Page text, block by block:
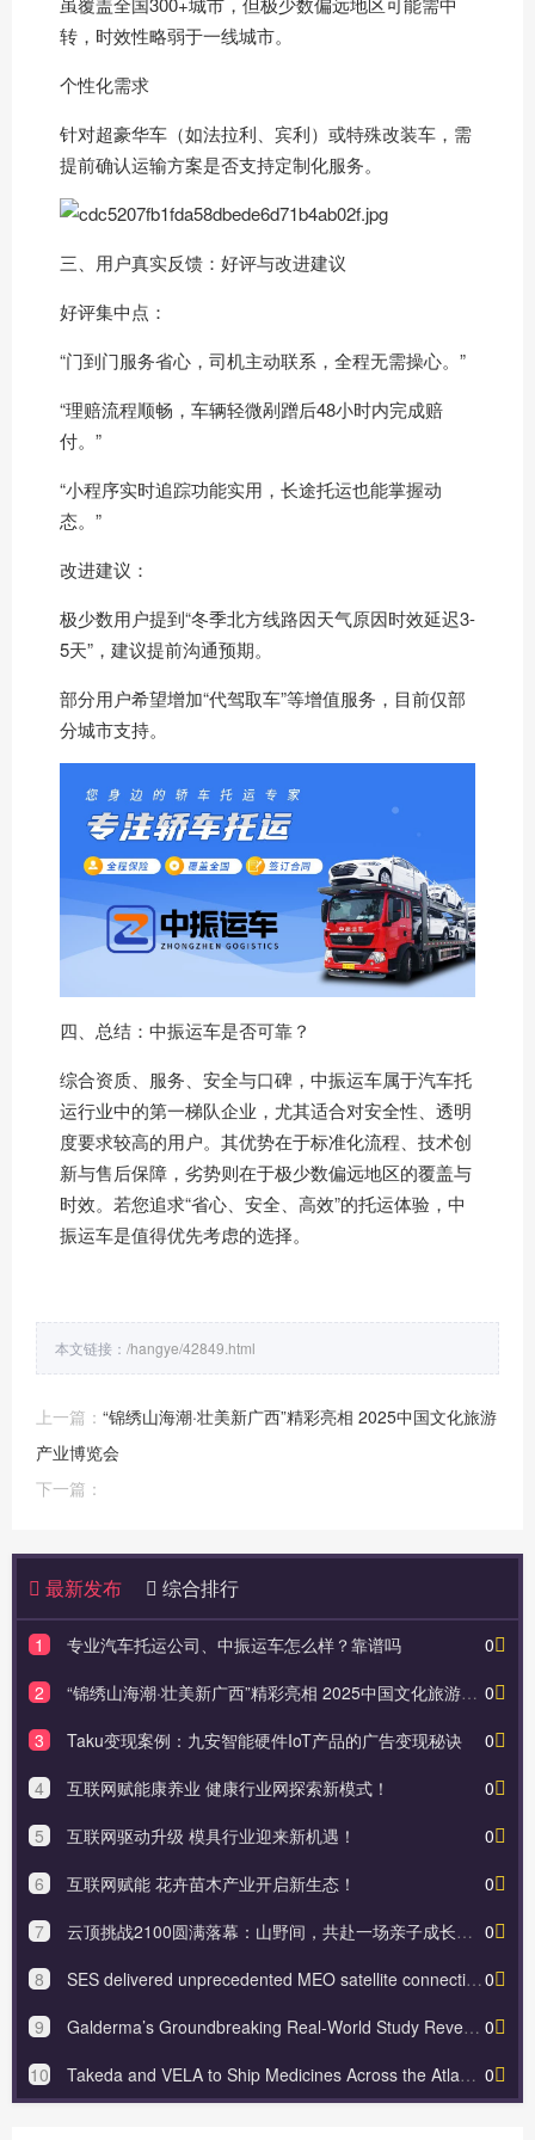
转，时效性略弱于一线城市。
个性化需求
针对超豪华车（如法拉利、宾利）或特殊改装车，需
提前确认运输方案是否支持定制化服务。
三、用户真实反馈：好评与改进建议
好评集中点：
“门到门服务省心，司机主动联系，全程无需操心。”
“理赔流程顺畅，车辆轻微剐蹭后48小时内完成赔
付。”
“小程序实时追踪功能实用，长途托运也能掌握动
态。”
改进建议：
极少数用户提到“冬季北方线路因天气原因时效延迟3-
5天”，建议提前沟通预期。
部分用户希望增加“代驾取车”等增值服务，目前仅部
分城市支持。
四、总结：中振运车是否可靠？
综合资质、服务、安全与口碑，中振运车属于汽车托
运行业中的第一梯队企业，尤其适合对安全性、透明
度要求较高的用户。其优势在于标准化流程、技术创
新与售后保障，劣势则在于极少数偏远地区的覆盖与
时效。若您追求“省心、安全、高效”的托运体验，中
振运车是值得优先考虑的选择。
本文链接： /hangye/42849.html
上一篇： “锦绣山海潮·壮美新广西”精彩亮相 2025中国文化旅游
产业博览会
下一篇：
最新发布 综合排行
0
1
专业汽车托运公司、中振运车怎么样？靠谱吗
0
2
“锦绣山海潮·壮美新广西”精彩亮相 2025中国文化旅游产业博览会
0
3
Taku变现案例：九安智能硬件IoT产品的广告变现秘诀
0
4
互联网赋能康养业 健康行业网探索新模式！
0
5
互联网驱动升级 模具行业迎来新机遇！
0
6
互联网赋能 花卉苗木产业开启新生态！
0
7
云顶挑战2100圆满落幕：山野间，共赴一场亲子成长与陪伴的盛会
0
8
SES delivered unprecedented MEO satellite connectivity for French Navy’s Clemenceau 25 mission
0
9
Galderma’s Groundbreaking Real-World Study Reveals the Biological Toll of Modern Living and Urban En
0
10 Takeda and VELA to Ship Medicines Across the Atlantic Using First-of-its-Kind Wind-Powered Trimaran